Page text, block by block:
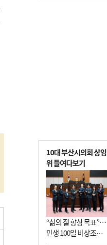
10대 부산시의회 상임
위 들여다보기
“삶의 질 향상 목표”…
민생 100일 비상조치